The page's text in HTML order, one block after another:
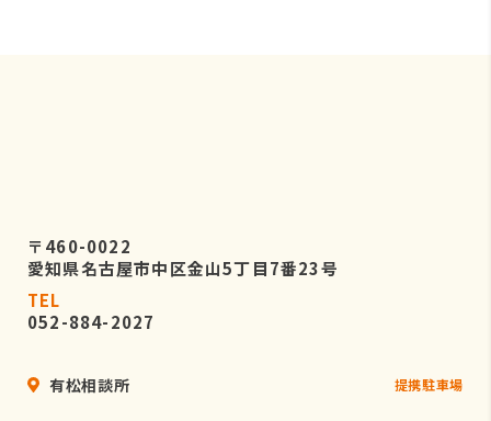
〒460-0022
愛知県名古屋市中区金山5丁目7番23号
TEL
052-884-2027
有松相談所 提携駐車場